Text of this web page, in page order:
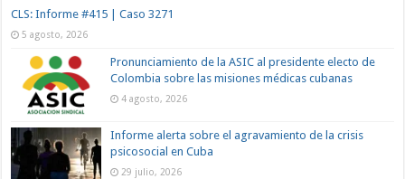
CLS: Informe #415 | Caso 3271
5 agosto, 2026
Pronunciamiento de la ASIC al presidente electo de
Colombia sobre las misiones médicas cubanas
4 agosto, 2026
Informe alerta sobre el agravamiento de la crisis
psicosocial en Cuba
29 julio, 2026